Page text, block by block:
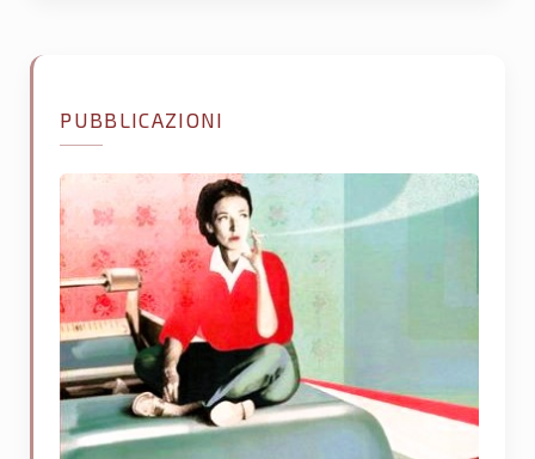
PUBBLICAZIONI